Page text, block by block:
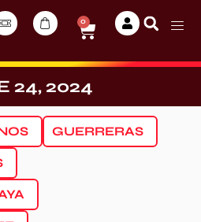
0
24, 2024
GUERRERAS